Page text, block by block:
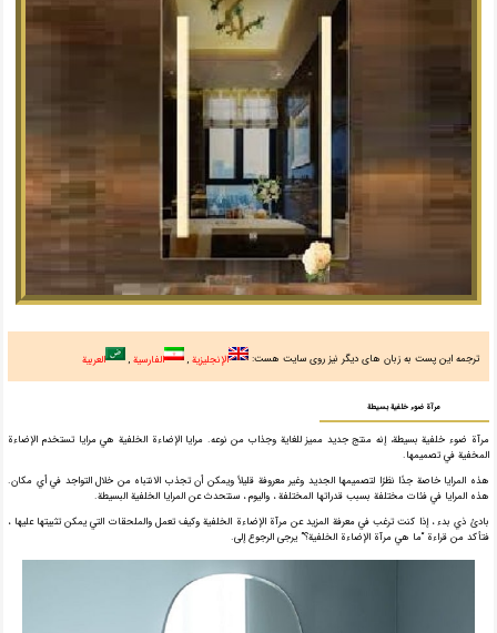
ترجمه این پست به زبان های دیگر نیز روی سایت هست: الإنجليزية الفارسية العربية
مرآة ضوء خلفية بسيطة
مرآة ضوء خلفية بسيطة، إنه منتج جديد مميز للغاية وجذاب من نوعه. مرايا الإضاءة الخلفية هي مرايا تستخدم الإضاءة
المخفية في تصميمها.
هذه المرايا خاصة جدًا نظرًا لتصميمها الجديد وغير معروفة قليلاً ويمكن أن تجذب الانتباه من خلال التواجد في أي مكان.
هذه المرايا في فئات مختلفة بسبب قدراتها المختلفة ، واليوم ، سنتحدث عن المرايا الخلفية البسيطة.
بادئ ذي بدء ، إذا كنت ترغب في معرفة المزيد عن مرآة الإضاءة الخلفية وكيف تعمل والملحقات التي يمكن تثبيتها عليها ،
فتأكد من قراءة “ما هي مرآة الإضاءة الخلفية؟” يرجى الرجوع إلى.